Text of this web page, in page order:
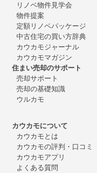
リノベ物件見学会
物件提案
定額リノベパッケージ
中古住宅の買い方辞典
カウカモジャーナル
カウカモマガジン
住まい売却のサポート
売却サポート
売却の基礎知識
ウルカモ
カウカモについて
カウカモとは
カウカモの評判・口コミ
カウカモアプリ
よくある質問